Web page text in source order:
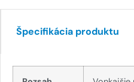
Špecifikácia produktu